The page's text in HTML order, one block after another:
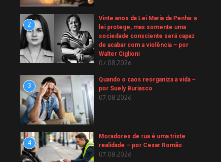
2
Vinte anos da Lei Maria da Penha: a
lei protege, mas somente uma
sociedade consciente será capaz
de acabar com a violência – por
Walter Ciglioni
07.08.2026
3
Quando o caos reorganiza a vida –
por Suely Buriasco
07.08.2026
4
Moradores de rua é uma triste
realidade – por Cesar Romão
07.08.2026